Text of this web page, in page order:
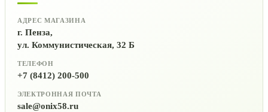
АДРЕС МАГАЗИНА
г. Пенза,
ул. Коммунистическая, 32 Б
ТЕЛЕФОН
+7 (8412) 200-500
ЭЛЕКТРОННАЯ ПОЧТА
sale@onix58.ru